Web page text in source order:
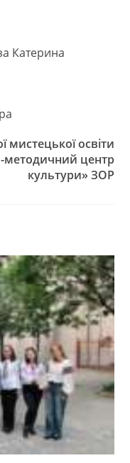
Катерина
мистецької освіти
методичний центр
культури» ЗОР